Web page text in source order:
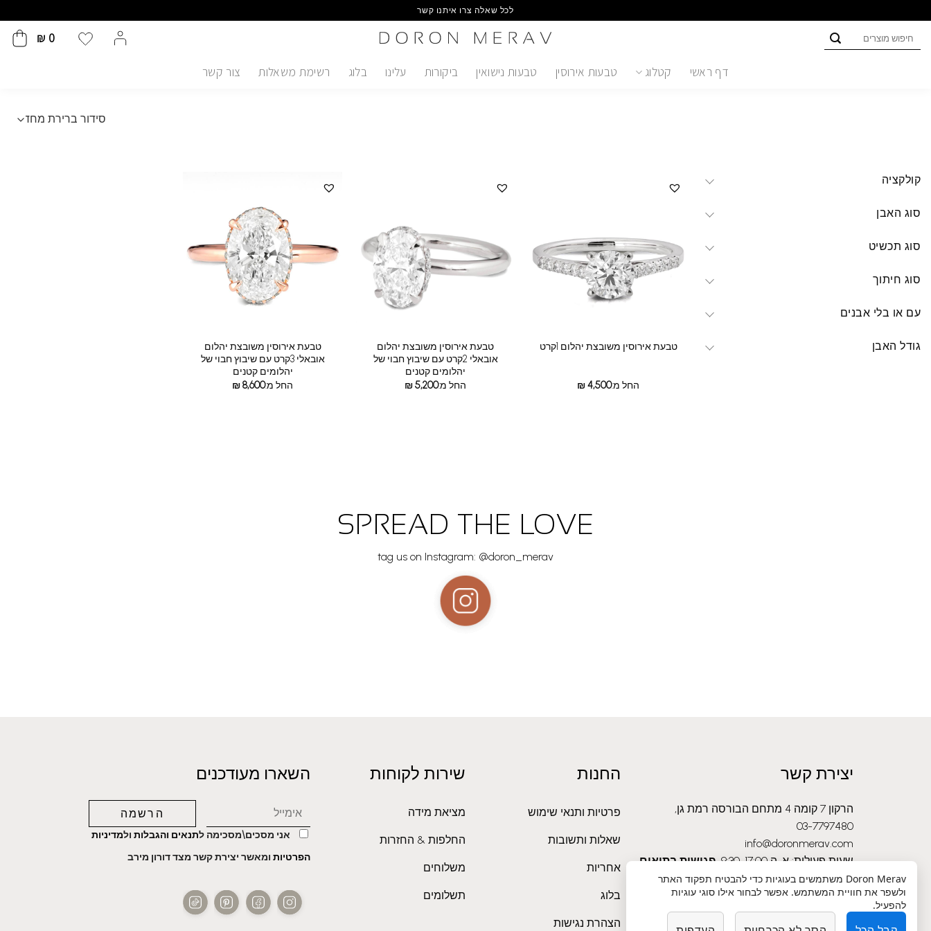
to
content
לכל שאלה צרו איתנו קשר
₪ 0
דף ראשי קטלוג טבעות אירוסין טבעות נישואין ביקורות עלינו בלוג רשימת משאלות צור קשר
קולקציה
סוג האבן
סוג תכשיט
סוג חיתוך
עם או בלי אבנים
גודל האבן טבעת אירוסין משובצת יהלום 1קרט
החל מ: ₪4,500
טבעת אירוסין משובצת יהלום
אובאלי 2קרט עם שיבוץ חבוי של
יהלומים קטנים
החל מ:
₪5,200
טבעת אירוסין משובצת יהלום
אובאלי 3קרט עם שיבוץ חבוי של
יהלומים קטנים
החל מ:
₪8,600
SPREAD THE LOVE
tag us on Instagram: @doron_merav
יצירת קשר
הרקון 7 קומה 4 מתחם הבורסה רמת גן,
03-7797480
info@doronmerav.com
שעות פעילות: א-ה 9:30-17:00
פגישות בתיאום
מראש בלבד
החנות
פרטיות ותנאי שימוש
שאלות ותשובות
אחריות
בלוג
הצהרת נגישות
שירות לקוחות
מציאת מידה
החלפות & החזרות
משלוחים
תשלומים
השארו מעודכנים
אני מסכים\מסכימה לתנאים והגבלות ולמדיניות
הפרטיות ומאשר יצירת קשר מצד דורון מירב
Doron Merav משתמשים בעוגיות כדי להבטיח תפקוד האתר
ולשפר את חוויית המשתמש. אפשר לבחור אילו סוגי עוגיות
להפעיל.